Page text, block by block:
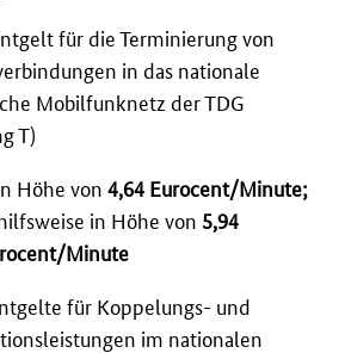
für die Terminierung von
in das nationale
Mobilfunknetz der TDG
T)
Höhe von 4,64 Eurocent/Minute;
in Höhe von 5,94
Minute
für Koppelungs- und
im nationalen